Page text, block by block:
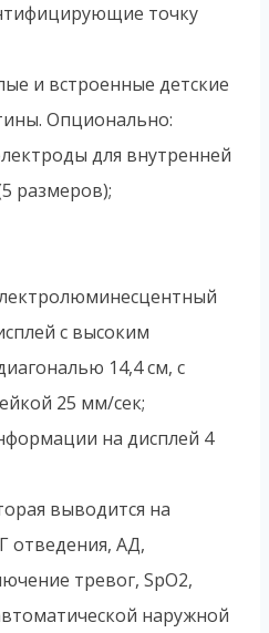
точку
и встроенные детские
Опционально:
для внутренней
размеров);
с высоким
14,4 см, с
25 мм/сек;
на дисплей 4
выводится на
отведения, АД,
тревог, SpO2,
наружной